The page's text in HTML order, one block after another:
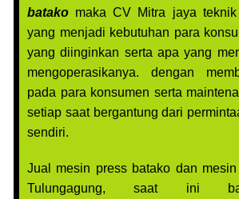
batako maka CV Mitra jaya
yang menjadi kebutuhan para
yang diinginkan serta apa yang
mengoperasikanya. dengan
pada para konsumen serta
setiap saat bergantung dari
sendiri.
Jual mesin press batako dan
Tulungagung, saat ini